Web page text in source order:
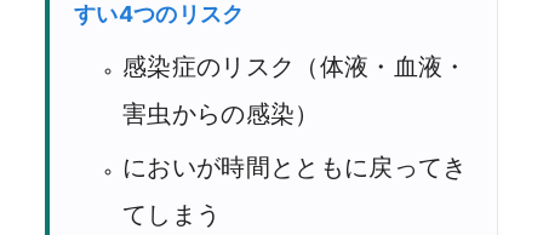
すい4つのリスク
感染症のリスク（体液・血液・
害虫からの感染）
においが時間とともに戻ってき
てしまう